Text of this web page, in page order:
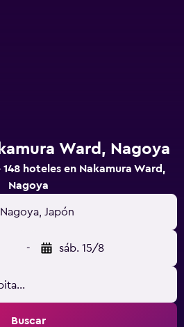
Ward, Nagoya
hoteles en Nakamura Ward,
Nagoya
Japón
- sáb. 15/8
Buscar